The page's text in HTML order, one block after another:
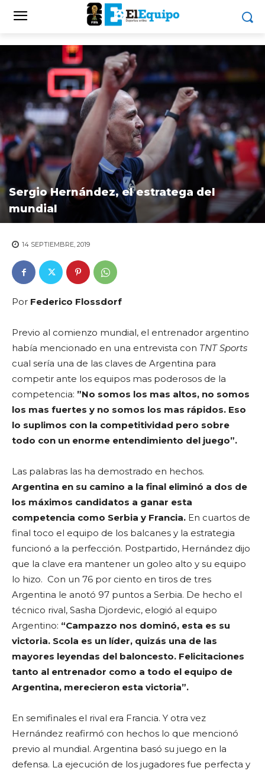
Sergio Hernández, el estratega del
mundial
14 SEPTIEMBRE, 2019
Por Federico Flossdorf
Previo al comienzo mundial, el entrenador argentino
había mencionado en una entrevista con TNT Sports
cual sería una de las claves de Argentina para
competir ante los equipos mas poderosos de la
competencia: ”No somos los mas altos, no somos
los mas fuertes y no somos los mas rápidos. Eso
lo suplimos con la competitividad pero sobre
todo con un enorme entendimiento del juego”.
Las palabras las ha demostrado en hechos.
Argentina en su camino a la final eliminó a dos de
los máximos candidatos a ganar esta
competencia como Serbia y Francia. En cuartos de
final toco el equipo de los balcanes y la estrategia
funcionó a la perfección. Postpartido, Hernández dijo
que la clave era mantener un goleo alto y su equipo
lo hizo. Con un 76 por ciento en tiros de tres
Argentina le anotó 97 puntos a Serbia. De hecho el
técnico rival, Sasha Djordevic, elogió al equipo
Argentino: “Campazzo nos dominó, esta es su
victoria. Scola es un líder, quizás una de las
mayores leyendas del baloncesto. Felicitaciones
tanto al entrenador como a todo el equipo de
Argentina, merecieron esta victoria”.
En semifinales el rival era Francia. Y otra vez
Hernández reafirmó con hechos lo que mencionó
previo al mundial. Argentina basó su juego en la
defensa. La ejecución de los jugadores fue perfecta y